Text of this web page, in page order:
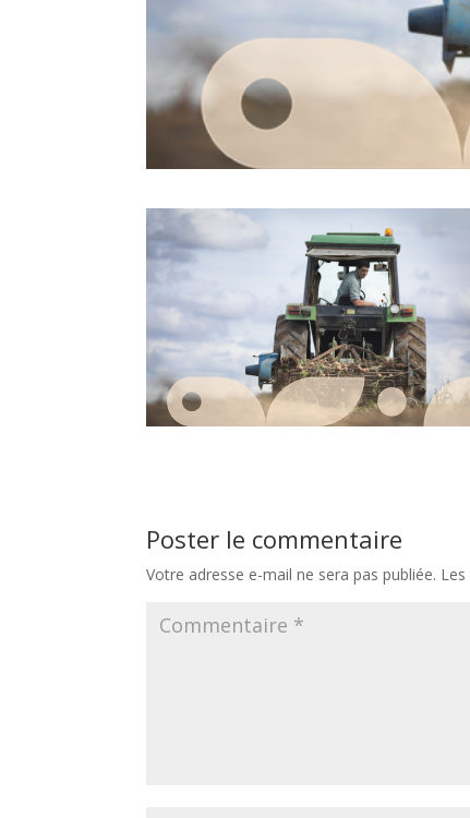
Poster le commentaire
Votre adresse e-mail ne sera pas publiée.